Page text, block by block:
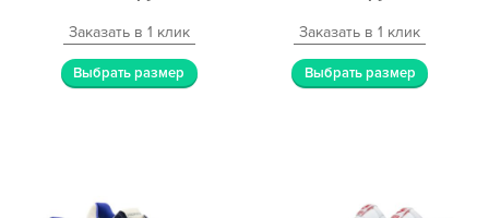
Заказать в 1 клик
Выбрать размер
Заказать в 1 клик
Выбрать размер